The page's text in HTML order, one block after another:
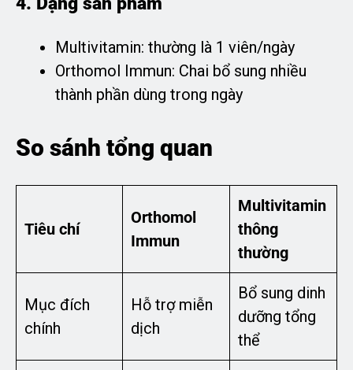
Multivitamin: thường là 1 viên/ngày
Orthomol Immun: Chai bổ sung nhiều
thành phần dùng trong ngày
So sánh tổng quan
Tiêu chí
Orthomol
Immun
Multivitamin
thông
thường
Mục đích
chính
Hỗ trợ miễn
dịch
Bổ sung dinh
dưỡng tổng
thể